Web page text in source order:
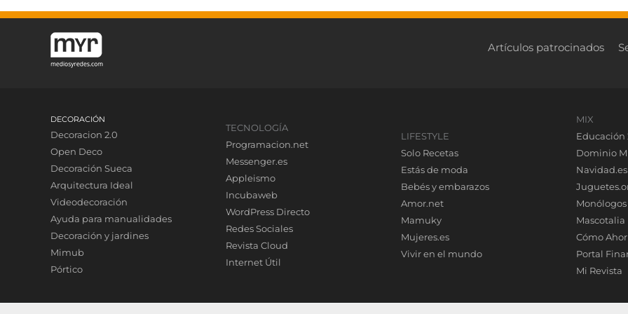
Artículos patrocinados
DECORACIÓN
Decoracion 2.0
Open Deco
Decoración Sueca
Arquitectura Ideal
Videodecoración
Ayuda para manualidades
Decoración y jardines
Mimub
Pórtico
TECNOLOGÍA
Programacion.net
Messenger.es
Appleismo
Incubaweb
WordPress Directo
Redes Sociales
Revista Cloud
Internet Útil
LIFESTYLE
Solo Recetas
Estás de moda
Bebés y embarazos
Amor.net
Mamuky
Mujeres.es
Vivir en el mundo
MIX
Educación
Dominio
Navidad.es
Monólogos
Mascotalia
Cómo
Portal
Mi Revista